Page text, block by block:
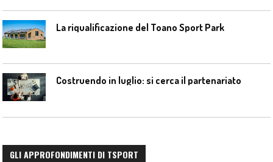
La riqualificazione del Toano Sport Park
Costruendo in luglio: si cerca il partenariato
GLI APPROFONDIMENTI DI TSPORT